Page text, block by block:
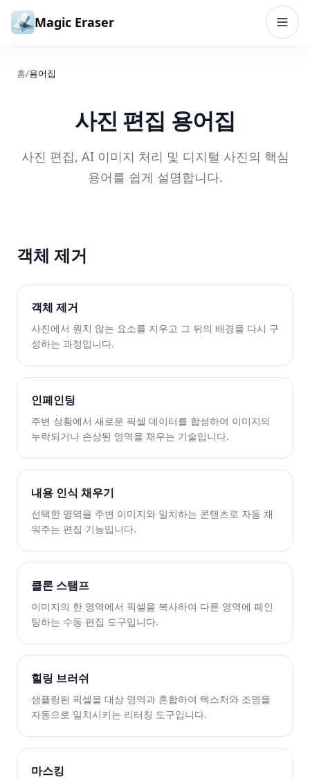
본문으로 건너뛰기
Magic Eraser
홈/용어집
사진 편집 용어집
사진 편집, AI 이미지 처리 및 디지털 사진의 핵심
용어를 쉽게 설명합니다.
객체 제거
객체 제거
사진에서 원치 않는 요소를 지우고 그 뒤의 배경을 다시 구
성하는 과정입니다.
인페인팅
주변 상황에서 새로운 픽셀 데이터를 합성하여 이미지의
누락되거나 손상된 영역을 채우는 기술입니다.
내용 인식 채우기
선택한 영역을 주변 이미지와 일치하는 콘텐츠로 자동 채
워주는 편집 기능입니다.
클론 스탬프
이미지의 한 영역에서 픽셀을 복사하여 다른 영역에 페인
팅하는 수동 편집 도구입니다.
힐링 브러쉬
샘플링된 픽셀을 대상 영역과 혼합하여 텍스처와 조명을
자동으로 일치시키는 리터칭 도구입니다.
마스킹